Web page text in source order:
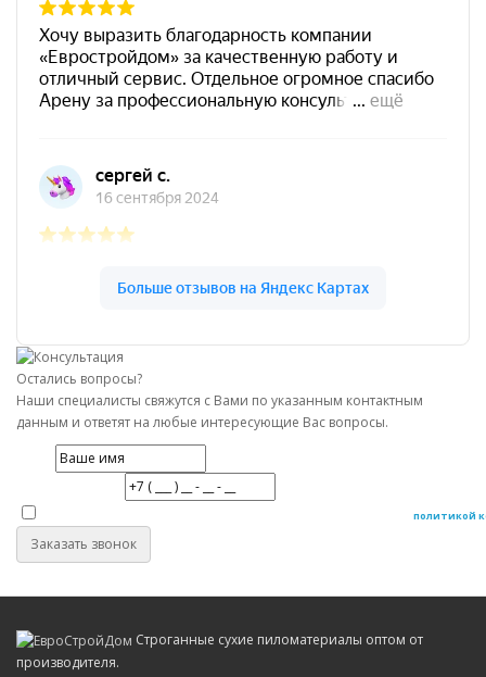
Остались вопросы?
Наши специалисты свяжутся с Вами по указанным контактным
данным и ответят на любые интересующие Вас вопросы.
Даю согласие на обработку персональных данных в соответствие сполитикой
Заказать звонок
Строганные сухие пиломатериалы оптом от
производителя.